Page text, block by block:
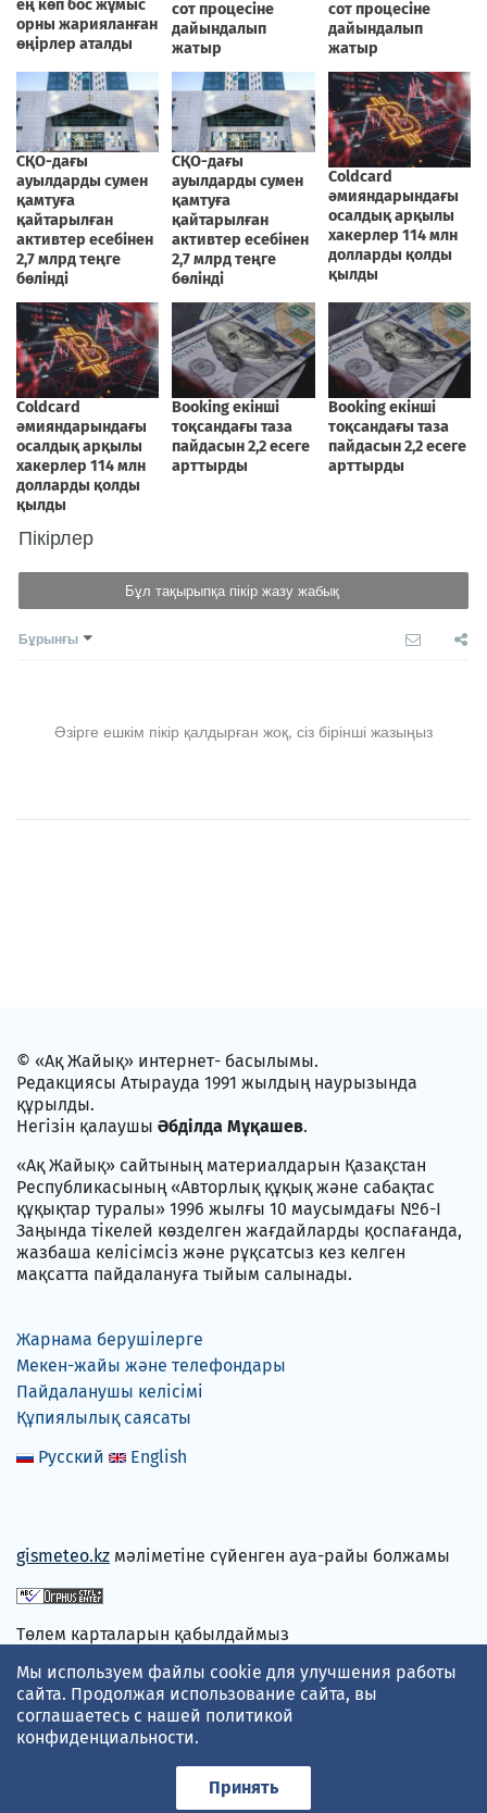
Пікірлер
Бұл тақырыпқа пікір жазу жабық
Бұрынғы
Әзірге ешкім пікір қалдырған жоқ, сіз бірінші жазыңыз
© «Ақ Жайық» интернет- басылымы.
Редакциясы Атырауда 1991 жылдың наурызында
құрылды.
Негізін қалаушы Әбділда Мұқашев.
«Ақ Жайық» сайтының материалдарын Қазақстан
Республикасының «Авторлық құқық және сабақтас
құқықтар туралы» 1996 жылғы 10 маусымдағы №6-I
Заңында тікелей көзделген жағдайларды қоспағанда,
жазбаша келісімсіз және рұқсатсыз кез келген
мақсатта пайдалануға тыйым салынады.
Жарнама берушілерге
Мекен-жайы және телефондары
Пайдаланушы келісімі
Құпиялылық саясаты
Русский
English
gismeteo.kz мәліметіне сүйенген ауа-райы болжамы
Төлем карталарын қабылдаймыз
Мы используем файлы cookie для улучшения работы
сайта. Продолжая использование сайта, вы
соглашаетесь с нашей политикой
конфиденциальности.
Принять